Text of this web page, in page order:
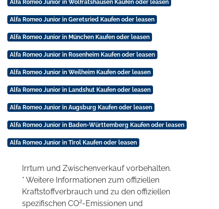
Alfa Romeo Junior in Wolfratshausen Kaufen oder leasen
Alfa Romeo Junior in Geretsried Kaufen oder leasen
Alfa Romeo Junior in München Kaufen oder leasen
Alfa Romeo Junior in Rosenheim Kaufen oder leasen
Alfa Romeo Junior in Weilheim Kaufen oder leasen
Alfa Romeo Junior in Landshut Kaufen oder leasen
Alfa Romeo Junior in Augsburg Kaufen oder leasen
Alfa Romeo Junior in Baden-Württemberg Kaufen oder leasen
Alfa Romeo Junior in Tirol Kaufen oder leasen
Irrtum und Zwischenverkauf vorbehalten.
* Weitere Informationen zum offiziellen
Kraftstoffverbrauch und zu den offiziellen
spezifischen CO2-Emissionen und